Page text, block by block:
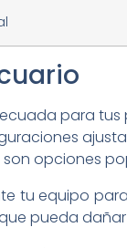
para tus
son opciones
tu equipo
pueda